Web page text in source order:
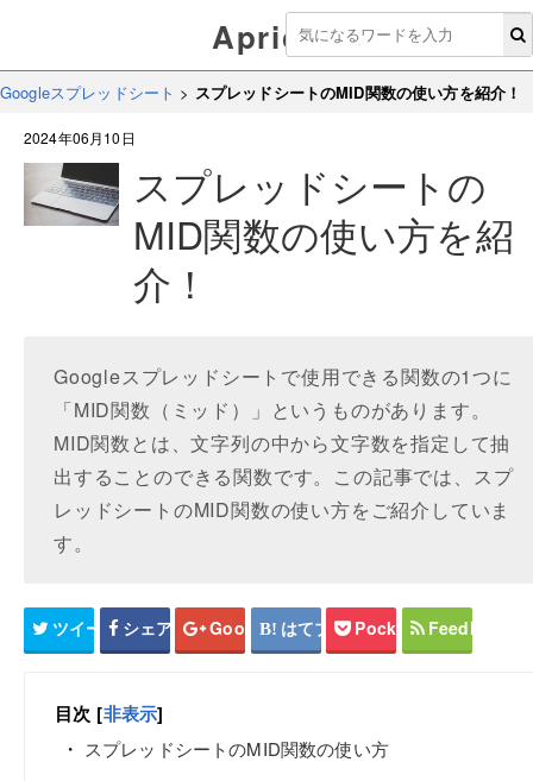
Aprico
Googleスプレッドシート > スプレッドシートのMID関数の使い方を紹介！
2024年06月10日
スプレッドシートの
MID関数の使い方を紹
介！
Googleスプレッドシートで使用できる関数の1つに
「MID関数（ミッド）」というものがあります。
MID関数とは、文字列の中から文字数を指定して抽
出することのできる関数です。この記事では、スプ
レッドシートのMID関数の使い方をご紹介していま
す。
ツイート シェア Google+ はてブ Pocket Feedly
目次 [非表示]
スプレッドシートのMID関数の使い方